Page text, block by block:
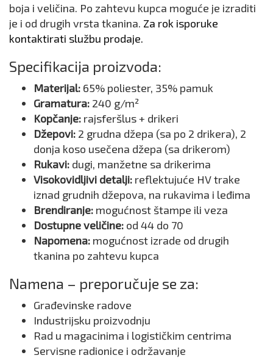
boja i veličina. Po zahtevu kupca moguće je izraditi
je i od drugih vrsta tkanina. Za rok isporuke
kontaktirati službu prodaje.
Specifikacija proizvoda:
Materijal: 65% poliester, 35% pamuk
Gramatura: 240 g/m²
Kopčanje: rajsferšlus + drikeri
Džepovi: 2 grudna džepa (sa po 2 drikera), 2
donja koso usečena džepa (sa drikerom)
Rukavi: dugi, manžetne sa drikerima
Visokovidljivi detalji: reflektujuće HV trake
iznad grudnih džepova, na rukavima i leđima
Brendiranje: mogućnost štampe ili veza
Dostupne veličine: od 44 do 70
Napomena: mogućnost izrade od drugih
tkanina po zahtevu kupca
Namena – preporučuje se za:
Građevinske radove
Industrijsku proizvodnju
Rad u magacinima i logističkim centrima
Servisne radionice i održavanje